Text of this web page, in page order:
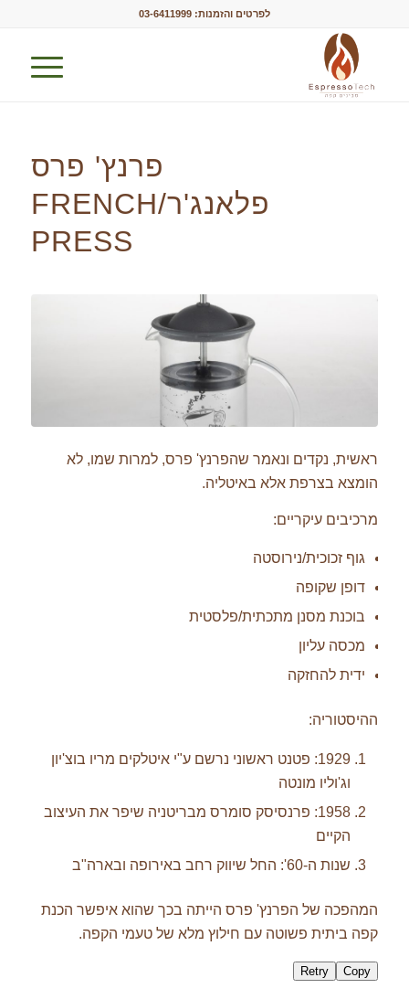
לפרטים והזמנות: 03-6411999
פרנץ' פרס
פלאנג'ר/FRENCH
PRESS
ראשית, נקדים ונאמר שהפרנץ' פרס, למרות שמו, לא
הומצא בצרפת אלא באיטליה.
מרכיבים עיקריים:
גוף זכוכית/נירוסטה
דופן שקופה
בוכנת מסנן מתכתית/פלסטית
מכסה עליון
ידית להחזקה
ההיסטוריה:
1929: פטנט ראשוני נרשם ע"י איטלקים מריו בוצ'יון
וג'וליו מונטה
1958: פרנסיסק סומרס מבריטניה שיפר את העיצוב
הקיים
שנות ה-60': החל שיווק רחב באירופה ובארה"ב
המהפכה של הפרנץ' פרס הייתה בכך שהוא איפשר הכנת
קפה ביתית פשוטה עם חילוץ מלא של טעמי הקפה.
Copy
Retry